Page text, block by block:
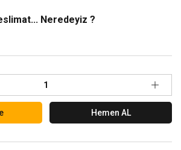
Neredeyiz ?
Hemen AL